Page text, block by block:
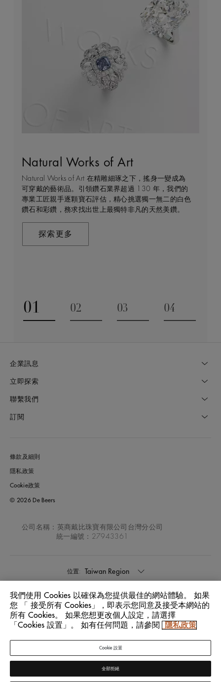
Natural Works of Art
Natural Works of Art 在精雕細琢之下，搖身一變成為
可穿戴的藝術品。引領鑽石業界超過 130 年，我們的
專業工匠親手逐顆寶石評估，精心挑選獨一無二的白色
鑽石和彩鑽，務求找出世上最獨特非凡的天然美鑽。
探索更多
鑽石珠寶創作的藝術
De Beers 作為鑽石珠寶藝術的領導者，在鑽石之旅的
每個階段 —— 從鑽石原石的開採到打造成世代相傳的
瑰寶 —— 均擁有舉足輕重的獨特地位。 我們探索並揭
示大自然的珍稀寶藏所潛藏的醉人魅力，精心創造出工
在這趟追尋極致瑰寶的旅程，對完美的追求與卓越的專
建設永恒
我們每天都能親眼目感受天然美鑽何等珍貴，對佩戴者
和製作過程中的所有人而言，鑽石都是大自然的瑰寶。
因此我們致力確保每顆鑽石都能對開採地當地的人民和
環境帶來長久的正面影響。我們將此承諾稱為「建設永
探索更多
客戶服務
不論您身處家中或到訪我們其中一間商店，我們都渴望
能為您提供度身訂造的購物體驗。預約親臨精品店或線
上購物體驗，即可透過私人諮詢得到專家協助和指導。
聯絡我們
01
Go to slide 1
02
03
04
企業訊息
立即探索
聯繫我們
訂閱
條款及細則
隱私政策
Cookie政策
© 2026 De Beers
公司名稱：英商戴比珠寶有限公司台灣分公司
統一編號：27943361
位置: Taiwan Region
語言: 中文
我們使用 Cookies 以確保為您提供最佳的網站體驗。 如果
您 「 接受所有 Cookies」，即表示您同意及接受本網站的
所有 Cookies。 如果您想更改個人設定，請選擇
「Cookies 設置」。 如有任何問題，請參閱
隱私政策
Cookie 設置
全部拒絕